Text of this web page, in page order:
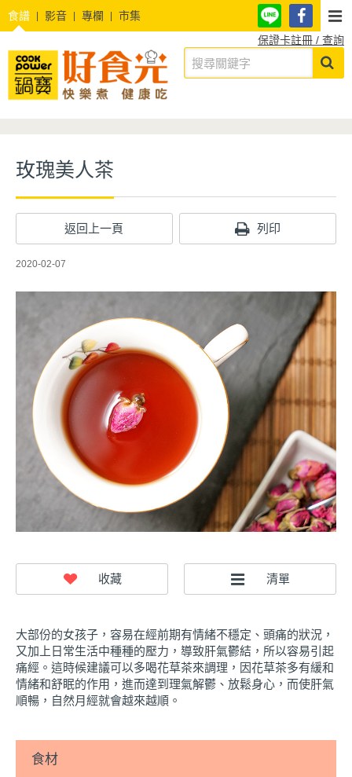
食譜 影音 專欄
市集
保證卡註冊 / 查詢
玫瑰美人茶
返回上一頁 列印
2020-02-07
大部份的女孩子，容易在經前期有情緒不穩定、頭痛的狀況，
又加上日常生活中種種的壓力，導致肝氣鬱結，所以容易引起
痛經。這時候建議可以多喝花草茶來調理，因花草茶多有緩和
情緒和舒眠的作用，進而達到理氣解鬱、放鬆身心，而使肝氣
順暢，自然月經就會越來越順。
食材